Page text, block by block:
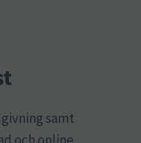
samt